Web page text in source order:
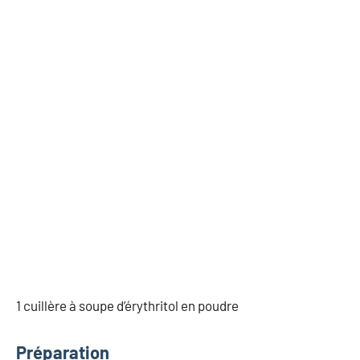
1 cuillère à soupe d’érythritol en poudre
Préparation